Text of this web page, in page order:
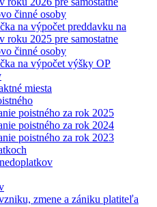
činné osoby
na výpočet preddavku na
roku 2025 pre samostatne
činné osoby
na výpočet výšky OP
miesta
poistného za rok 2025
poistného za rok 2024
poistného za rok 2023
zmene a zániku platiteľa